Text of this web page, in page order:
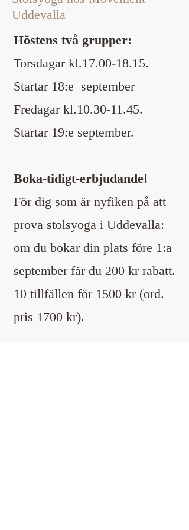
Uddevalla
Höstens två grupper:
Torsdagar kl.17.00-18.15.
Startar 18:e september
Fredagar kl.10.30-11.45.
Startar 19:e september.
Boka-tidigt-erbjudande!
För dig som är nyfiken på att
prova stolsyoga i Uddevalla:
om du bokar din plats före 1:a
september får du 200 kr rabatt.
10 tillfällen för 1500 kr (ord.
pris 1700 kr).